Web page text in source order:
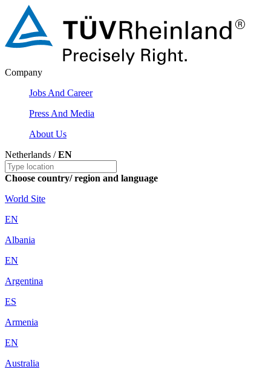
Company
Jobs And Career
Press And Media
About Us
Netherlands /EN
Choose country/ region and language
World Site
EN
Albania
EN
Argentina
ES
Armenia
EN
Australia